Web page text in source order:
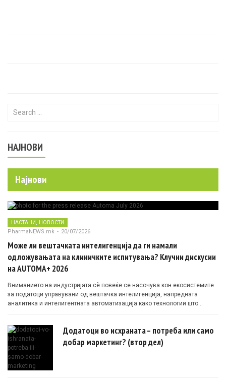
Search for:
НАЈНОВИ
Најнови
НАСТАНИ, НОВОСТИ
PharmaNEWS.mk - 20/07/2026
Може ли вештачката интелигенција да ги намали
одложувањата на клиничките испитувања? Клучни дискусии
на AUTOMA+ 2026
Вниманието на индустријата сè повеќе се насочува кон екосистемите
за податоци управувани од вештачка интелигенција, напредната
аналитика и интелигентната автоматизација како технологии што
Додатоци во исхраната – потреба или само
добар маркетинг? (втор дел)